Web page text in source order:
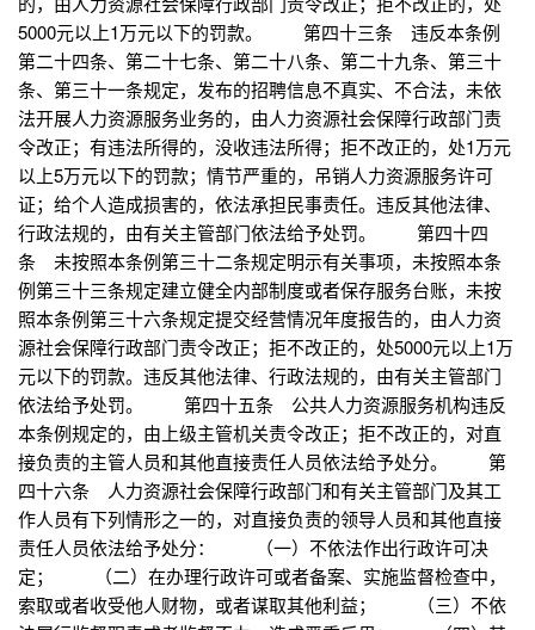
5000元以上1万元以下的罚款。 第四十三条 违反本条例
第二十四条、第二十七条、第二十八条、第二十九条、第三十
条、第三十一条规定，发布的招聘信息不真实、不合法，未依
法开展人力资源服务业务的，由人力资源社会保障行政部门责
令改正；有违法所得的，没收违法所得；拒不改正的，处1万元
以上5万元以下的罚款；情节严重的，吊销人力资源服务许可
证；给个人造成损害的，依法承担民事责任。违反其他法律、
行政法规的，由有关主管部门依法给予处罚。 第四十四
条 未按照本条例第三十二条规定明示有关事项，未按照本条
例第三十三条规定建立健全内部制度或者保存服务台账，未按
照本条例第三十六条规定提交经营情况年度报告的，由人力资
源社会保障行政部门责令改正；拒不改正的，处5000元以上1万
元以下的罚款。违反其他法律、行政法规的，由有关主管部门
依法给予处罚。 第四十五条 公共人力资源服务机构违反
本条例规定的，由上级主管机关责令改正；拒不改正的，对直
接负责的主管人员和其他直接责任人员依法给予处分。 第
四十六条 人力资源社会保障行政部门和有关主管部门及其工
作人员有下列情形之一的，对直接负责的领导人员和其他直接
责任人员依法给予处分： （一）不依法作出行政许可决
定； （二）在办理行政许可或者备案、实施监督检查中，
索取或者收受他人财物，或者谋取其他利益； （三）不依